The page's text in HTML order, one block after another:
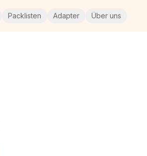
Packlisten Adapter Über uns